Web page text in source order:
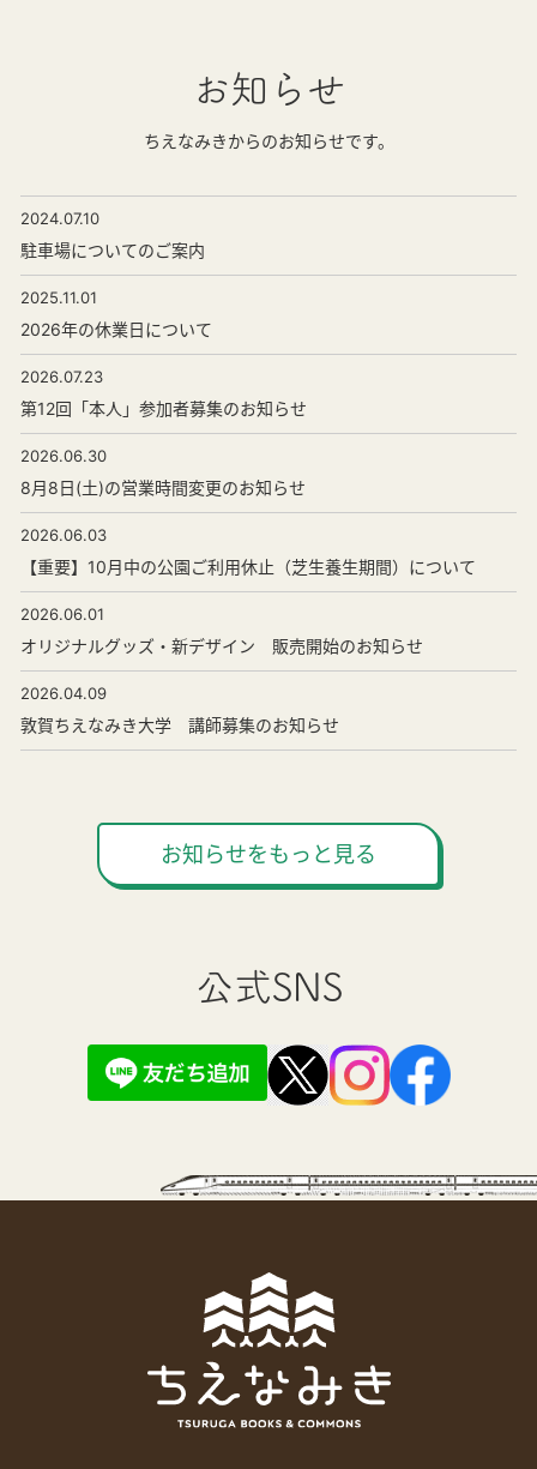
お知らせ
ちえなみきからのお知らせです。
2024.07.10
駐車場についてのご案内
2025.11.01
2026年の休業日について
2026.07.23
第12回「本人」参加者募集のお知らせ
2026.06.30
8月8日(土)の営業時間変更のお知らせ
2026.06.03
【重要】10月中の公園ご利用休止（芝生養生期間）について
2026.06.01
オリジナルグッズ・新デザイン 販売開始のお知らせ
2026.04.09
敦賀ちえなみき大学 講師募集のお知らせ
お知らせをもっと見る
公式SNS